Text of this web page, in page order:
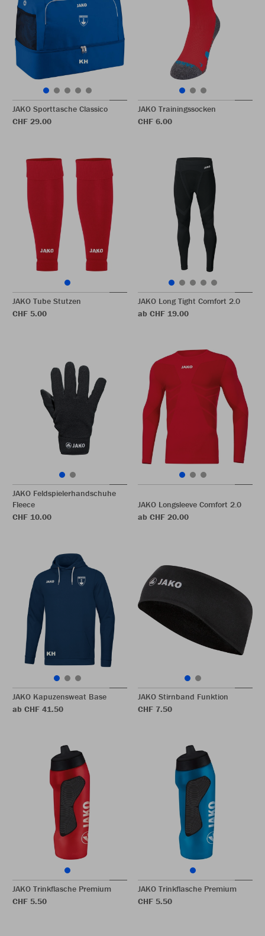
JAKO Sporttasche Classico
CHF 29.00
JAKO Trainingssocken
CHF 6.00
JAKO Tube Stutzen
CHF 5.00
JAKO Long Tight Comfort 2.0
ab CHF 19.00
JAKO Feldspielerhandschuhe
Fleece
CHF 10.00
JAKO Longsleeve Comfort 2.0
ab CHF 20.00
JAKO Kapuzensweat Base
ab CHF 41.50
JAKO Stirnband Funktion
CHF 7.50
JAKO Trinkflasche Premium
CHF 5.50
JAKO Trinkflasche Premium
CHF 5.50